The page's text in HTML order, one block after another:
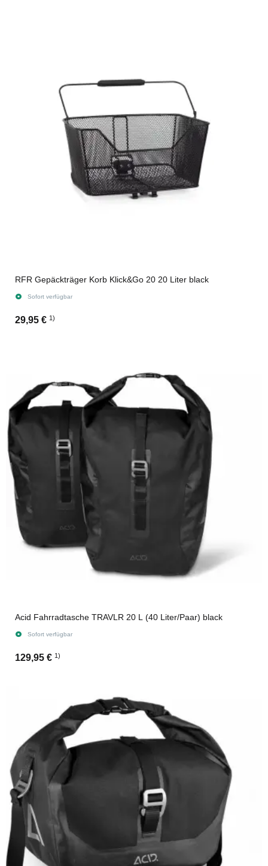
RFR Gepäckträger Korb Klick&Go 20 20 Liter black
Sofort verfügbar
29,95 € 1)
Acid Fahrradtasche TRAVLR 20 L (40 Liter/Paar) black
Sofort verfügbar
129,95 € 1)